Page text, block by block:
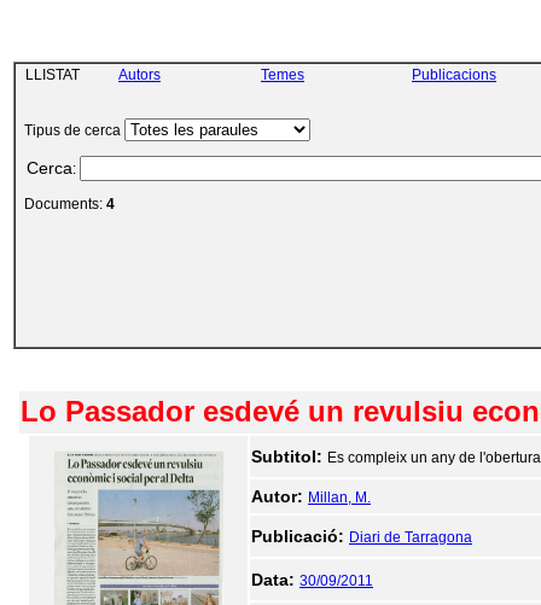
LLISTAT Autors Temes Publicacions
Tipus de cerca
Cerca:
Documents: 4
Lo Passador esdevé un revulsiu
Subtitol: Es compleix un any de
Autor: Millan, M.
Publicació: Diari de Tarragona
Data: 30/09/2011